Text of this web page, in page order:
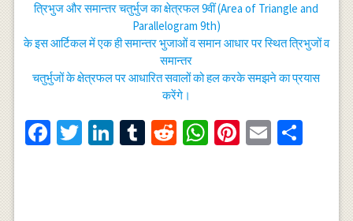
त्रिभुज और समान्तर चतुर्भुज का क्षेत्रफल 9वीं (Area of Triangle and
Parallelogram 9th)
के इस आर्टिकल में एक ही समान्तर भुजाओं व समान आधार पर स्थित त्रिभुजों व
समान्तर
चतुर्भुजों के क्षेत्रफल पर आधारित सवालों को हल करके समझने का प्रयास
करेंगे।
Facebook
Twitter
LinkedIn
Tumblr
RedditWhatsApp
Pinterest
Email